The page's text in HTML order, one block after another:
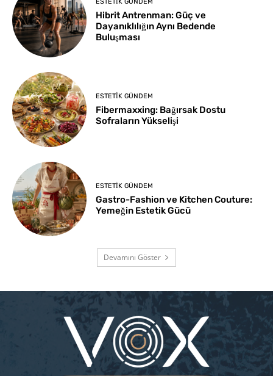
Hibrit Antrenman: Güç ve
Dayanıklılığın Aynı Bedende
Buluşması
ESTETIK GÜNDEM
Fibermaxxing: Bağırsak Dostu
Sofraların Yükselişi
ESTETIK GÜNDEM
Gastro-Fashion ve Kitchen Couture:
Yemeğin Estetik Gücü
Devamını Göster